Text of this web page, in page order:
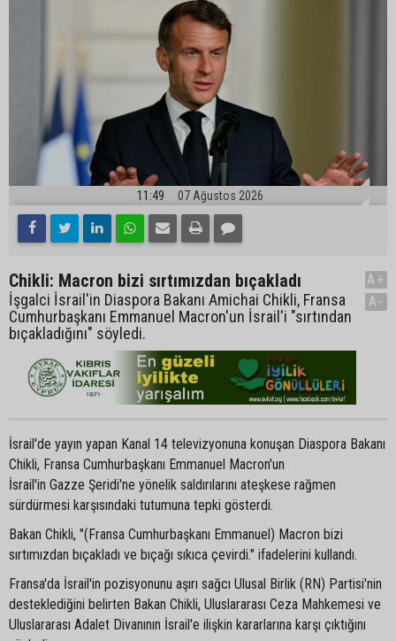
11:49 07 Ağustos 2026
Chikli: Macron bizi sırtımızdan bıçakladı
İşgalci İsrail'in Diaspora Bakanı Amichai Chikli, Fransa
Cumhurbaşkanı Emmanuel Macron'un İsrail'i "sırtından
bıçakladığını" söyledi.
A+
A-
İsrail'de yayın yapan Kanal 14 televizyonuna konuşan Diaspora Bakanı
Chikli, Fransa Cumhurbaşkanı Emmanuel Macron'un
İsrail'in Gazze Şeridi'ne yönelik saldırılarını ateşkese rağmen
sürdürmesi karşısındaki tutumuna tepki gösterdi.
Bakan Chikli, "(Fransa Cumhurbaşkanı Emmanuel) Macron bizi
sırtımızdan bıçakladı ve bıçağı sıkıca çevirdi." ifadelerini kullandı.
Fransa'da İsrail'in pozisyonunu aşırı sağcı Ulusal Birlik (RN) Partisi'nin
desteklediğini belirten Bakan Chikli, Uluslararası Ceza Mahkemesi ve
Uluslararası Adalet Divanının İsrail'e ilişkin kararlarına karşı çıktığını